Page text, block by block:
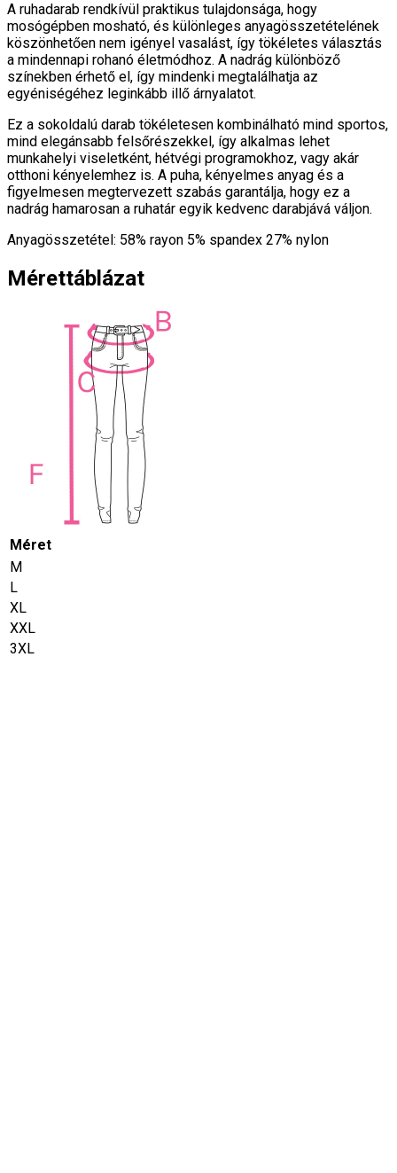
A ruhadarab rendkívül praktikus tulajdonsága, hogy
mosógépben mosható, és különleges anyagösszetételének
köszönhetően nem igényel vasalást, így tökéletes választás
a mindennapi rohanó életmódhoz. A nadrág különböző
színekben érhető el, így mindenki megtalálhatja az
egyéniségéhez leginkább illő árnyalatot.
Ez a sokoldalú darab tökéletesen kombinálható mind sportos,
mind elegánsabb felsőrészekkel, így alkalmas lehet
munkahelyi viseletként, hétvégi programokhoz, vagy akár
otthoni kényelemhez is. A puha, kényelmes anyag és a
figyelmesen megtervezett szabás garantálja, hogy ez a
nadrág hamarosan a ruhatár egyik kedvenc darabjává váljon.
Anyagösszetétel: 58% rayon 5% spandex 27% nylon
Mérettáblázat
Méret
M
L
XL
XXL
3XL